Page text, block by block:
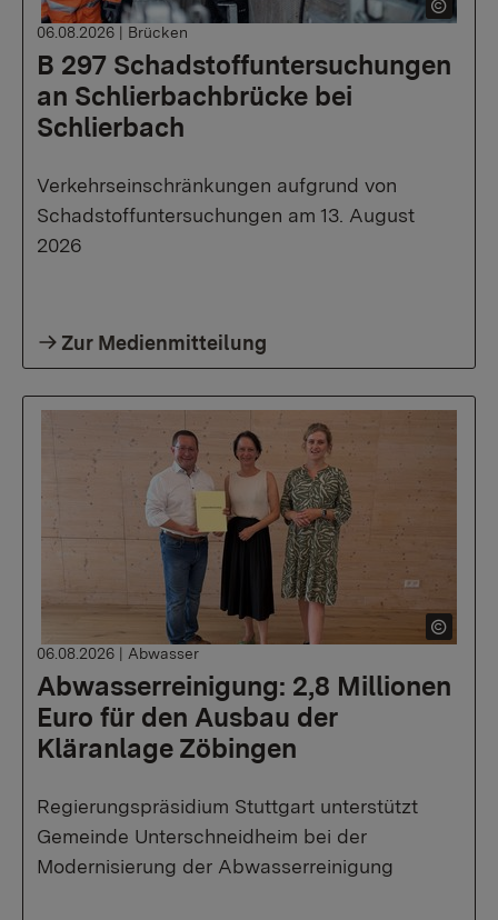
B 297 Schadstoffuntersuchungen
an Schlierbachbrücke bei
Schlierbach
06.08.2026 | Brücken
Verkehrseinschränkungen aufgrund von
Schadstoffuntersuchungen am 13. August
2026
Zur Medienmitteilung
Abwasserreinigung: 2,8 Millionen
Euro für den Ausbau der
Kläranlage Zöbingen
06.08.2026 | Abwasser
Regierungspräsidium Stuttgart unterstützt
Gemeinde Unterschneidheim bei der
Modernisierung der Abwasserreinigung